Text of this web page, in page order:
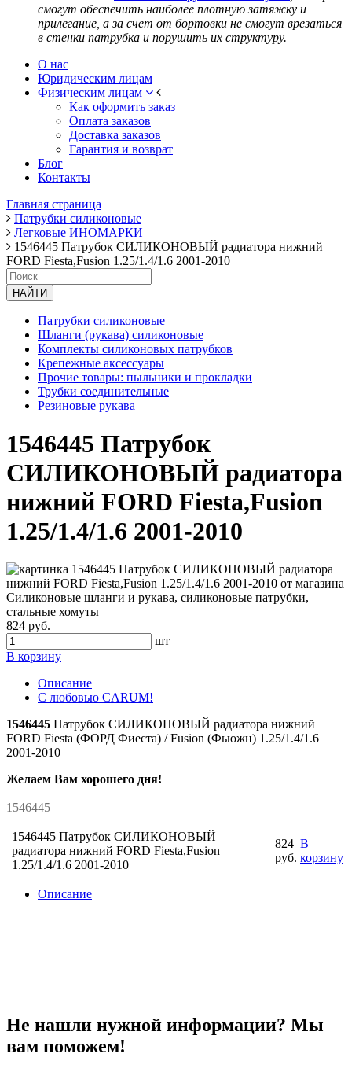
смогут обеспечить наиболее плотную затяжку и
прилегание, а за счет от бортовки не смогут врезаться
в стенки патрубка и порушить их структуру.
О нас
Юридическим лицам
Физическим лицам
Как оформить заказ
Оплата заказов
Доставка заказов
Гарантия и возврат
Блог
Контакты
Главная страница
Патрубки силиконовые
Легковые ИНОМАРКИ
1546445 Патрубок СИЛИКОНОВЫЙ радиатора нижний
FORD Fiesta,Fusion 1.25/1.4/1.6 2001-2010
НАЙТИ
Патрубки силиконовые
Шланги (рукава) силиконовые
Комплекты силиконовых патрубков
Крепежные аксессуары
Прочие товары: пыльники и прокладки
Трубки соединительные
Резиновые рукава
1546445 Патрубок
СИЛИКОНОВЫЙ радиатора
нижний FORD Fiesta,Fusion
1.25/1.4/1.6 2001-2010
824 руб.
шт
В корзину
Описание
С любовью CARUM!
1546445 Патрубок СИЛИКОНОВЫЙ радиатора нижний
FORD Fiesta (ФОРД Фиеста) / Fusion (Фьюжн) 1.25/1.4/1.6
2001-2010
Желаем Вам хорошего дня!
1546445
1546445 Патрубок СИЛИКОНОВЫЙ
радиатора нижний FORD Fiesta,Fusion
1.25/1.4/1.6 2001-2010
824
руб.
В
корзину
Описание
Не нашли нужной информации? Мы
вам поможем!